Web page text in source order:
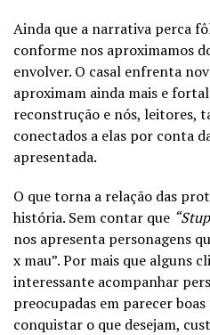
Ainda que a narrativa perca
conforme nos aproximamos
envolver. O casal enfrenta
aproximam ainda mais e
reconstrução e nós, leitores,
conectados a elas por conta
apresentada.
O que torna a relação das
história. Sem contar que
nos apresenta personagens
x mau”. Por mais que alguns
interessante acompanhar
preocupadas em parecer boas
conquistar o que desejam,